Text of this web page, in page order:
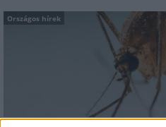
Országos hírek